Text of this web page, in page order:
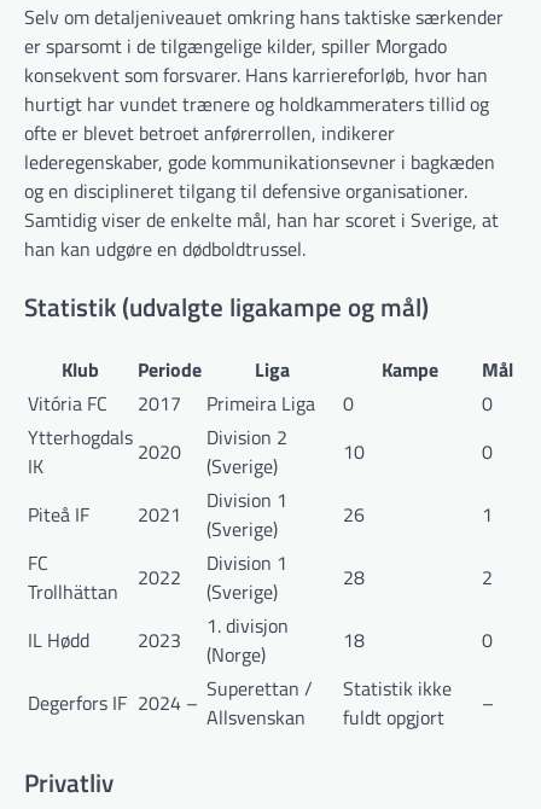
Selv om detaljeniveauet omkring hans taktiske særkender
er sparsomt i de tilgængelige kilder, spiller Morgado
konsekvent som forsvarer. Hans karriereforløb, hvor han
hurtigt har vundet trænere og holdkammeraters tillid og
ofte er blevet betroet anførerrollen, indikerer
lederegenskaber, gode kommunikationsevner i bagkæden
og en disciplineret tilgang til defensive organisationer.
Samtidig viser de enkelte mål, han har scoret i Sverige, at
han kan udgøre en dødboldtrussel.
Statistik (udvalgte ligakampe og mål)
Klub Periode Liga Kampe
Mål
Vitória FC
2017 Primeira Liga 0
0
Ytterhogdals
IK
2020
Division 2
(Sverige)
10 0
Piteå IF 2021
Division 1
(Sverige)
26
1
FC
Trollhättan
2022
Division 1
(Sverige)
28 2
IL Hødd 2023
1. divisjon
(Norge)
18 0
Degerfors IF 2024 – Superettan /
Allsvenskan
Statistik ikke
fuldt opgjort
–
Privatliv